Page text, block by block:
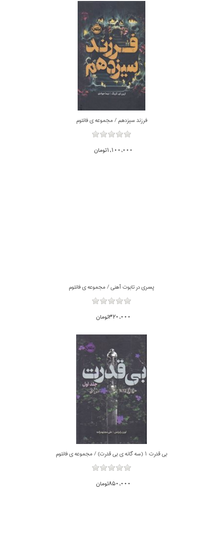
فرزند سيزدهم / مجموعه ي فانتوم
1,100,000تومان
پسري در تابوت آهني / مجموعه ي فانتوم
320,000تومان
بي قدرت 1 (سه گانه ي بي قدرت) / مجموعه ي فانتوم
850,000تومان